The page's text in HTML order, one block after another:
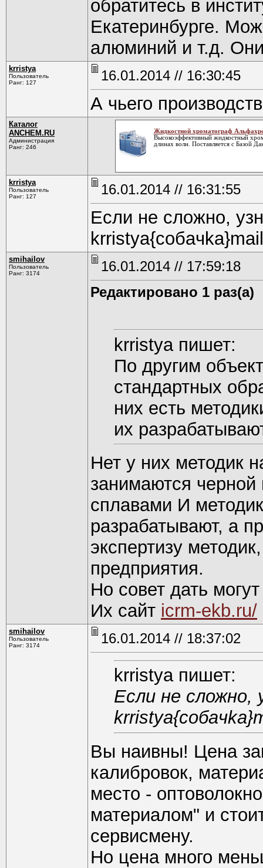
обратитесь в
Екатеринбурге.
алюминий и т.д.
krristya
Пользователь
Ранг: 127
16.01.2014 // 16:30:45
А чьего
Каталог
ANCHEM.RU
Администрация
Ранг: 246
Жидкостной хроматограф
Высокоэффективный жидкостный
длинах волн. Поставляется с Базой
krristya
Пользователь
Ранг: 127
16.01.2014 // 16:31:55
Если не сложно,
smihаilоv
Пользователь
Ранг: 3174
16.01.2014 // 17:59:18
Редактировано 1 раз(а)
krristya пишет:
По другим
стандартных
них есть
их
Нет у них методик
занимаются
сплавами И
разрабатывают, а
экспертизу
предприятия.
Но совет дать
Их сайт icrm-ekb.ru/
smihаilоv
Пользователь
Ранг: 3174
16.01.2014 // 18:37:02
krristya пишет:
Если не
Вы наивны! Цена
калибровок,
место -
материалом" и
сервисмену.
Но цена много